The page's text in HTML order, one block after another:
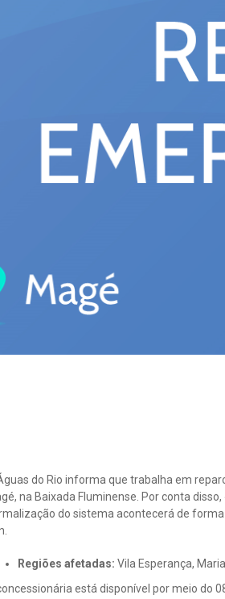
do Rio informa que trabalha em
na Baixada Fluminense. Por conta
do sistema acontecerá de
Regiões afetadas: Vila Esperança,
está disponível por meio do